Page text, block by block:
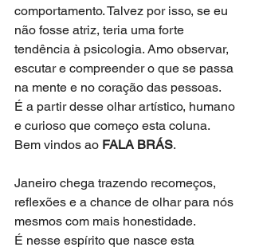
comportamento. Talvez por isso, se eu
não fosse atriz, teria uma forte
tendência à psicologia. Amo observar,
escutar e compreender o que se passa
na mente e no coração das pessoas.
É a partir desse olhar artístico, humano
e curioso que começo esta coluna.
Bem vindos ao FALA BRÁS.
Janeiro chega trazendo recomeços,
reflexões e a chance de olhar para nós
mesmos com mais honestidade.
É nesse espírito que nasce esta